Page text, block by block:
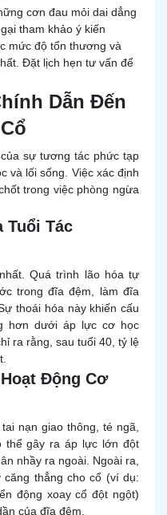
cơn đau mỏi dai dẳng
tham khảo ý kiến
mức độ tổn thương và
Đặt lịch hẹn tư vấn để
Dẫn Đến
sự tương tác phức tạp
và lối sống. Việc xác định
trong việc phòng ngừa
Tuổi Tác
Quá trình lão hóa tự
trong đĩa đệm, làm đĩa
thoái hóa này khiến cấu
hơn dưới áp lực cơ học
ra rằng, sau tuổi 40, tỷ lệ
Động Cơ
nạn giao thông, té ngã,
thể gây ra áp lực lớn đột
nhầy ra ngoài. Ngoài ra,
thẳng cho cổ (ví dụ:
động xoay cổ đột ngột)
của đĩa đệm.